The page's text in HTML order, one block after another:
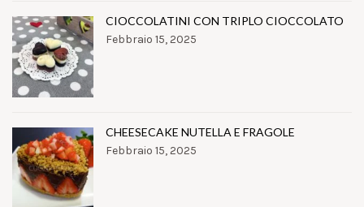
CIOCCOLATINI CON TRIPLO CIOCCOLATO
Febbraio 15, 2025
CHEESECAKE NUTELLA E FRAGOLE
Febbraio 15, 2025